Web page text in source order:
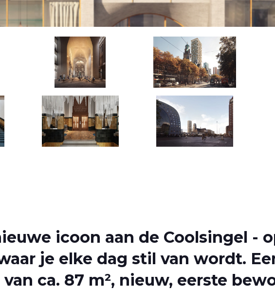
icoon aan de Coolsingel -
je elke dag stil van wordt.
ca. 87 m², nieuw, eerste